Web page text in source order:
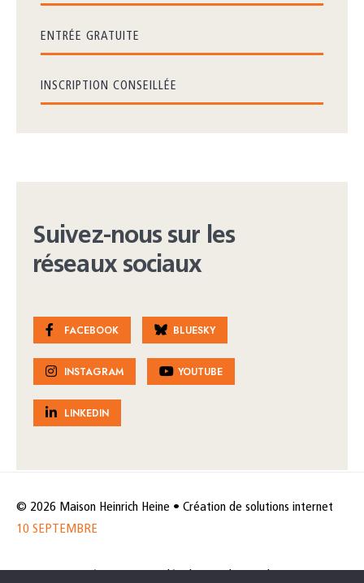
ENTRÉE GRATUITE
INSCRIPTION CONSEILLÉE
Suivez-nous sur les
réseaux sociaux
FACEBOOK BLUESKY
INSTAGRAM YOUTUBE
LINKEDIN
© 2026 Maison Heinrich Heine • Création de solutions internet
10 SEPTEMBRE